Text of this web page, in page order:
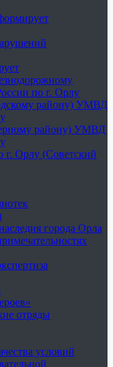
по г. Орлу
району) УМВД
району) УМВД
Орлу (Советский
города Орла
отряды
условий